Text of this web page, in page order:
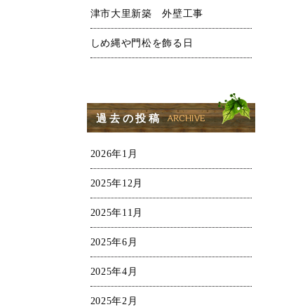
津市大里新築 外壁工事
しめ縄や門松を飾る日
過去の投稿
2026年1月
2025年12月
2025年11月
2025年6月
2025年4月
2025年2月